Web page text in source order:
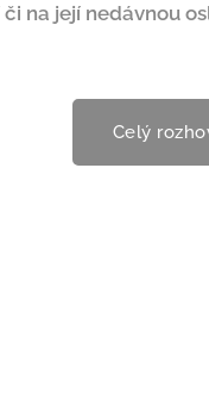
na její nedávnou
Celý